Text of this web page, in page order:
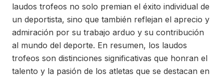
laudos trofeos no solo premian el éxito individual de
un deportista, sino que también reflejan el aprecio y
admiración por su trabajo arduo y su contribución
al mundo del deporte. En resumen, los laudos
trofeos son distinciones significativas que honran el
talento y la pasión de los atletas que se destacan en